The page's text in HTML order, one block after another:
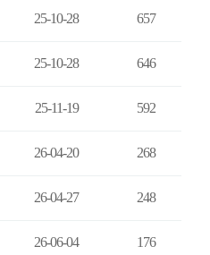
25-10-28 657
25-10-28 646
25-11-19 592
26-04-20 268
26-04-27 248
26-06-04 176